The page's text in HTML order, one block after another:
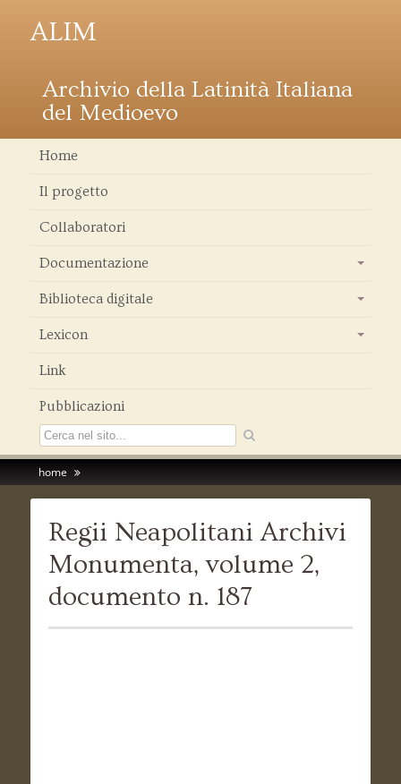
ALIM
Archivio della Latinità Italiana
del Medioevo
Home
Il progetto
Collaboratori
Documentazione
Biblioteca digitale
Lexicon
Link
Pubblicazioni
home
Regii Neapolitani Archivi
Monumenta, volume 2,
documento n. 187